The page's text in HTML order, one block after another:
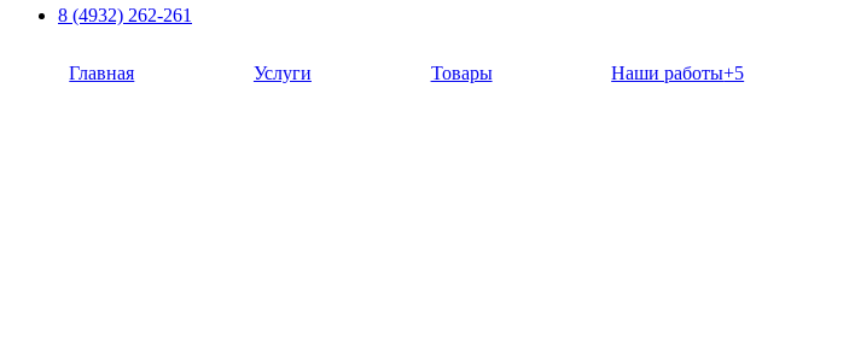
8 (4932) 262-261
Главная Услуги Товары Наши работы+5